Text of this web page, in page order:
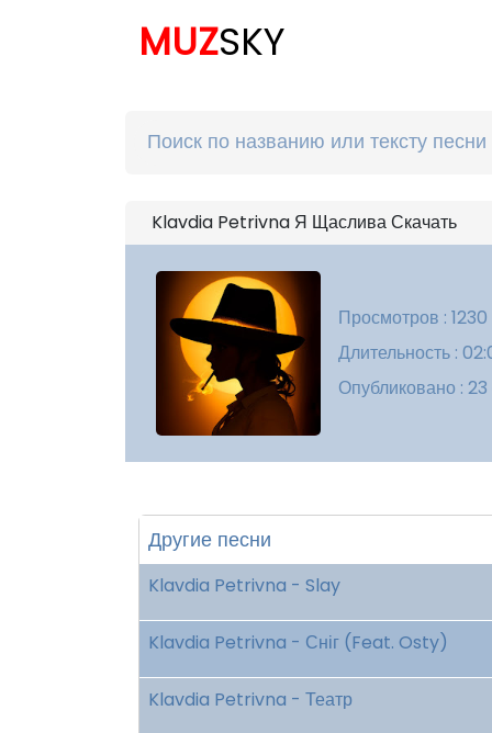
MUZSKY
Klavdia Petrivna Я Щаслива Скачать
Просмотров : 1230
Длительность :
Опубликовано :
Другие песни
Klavdia Petrivna - Slay
Klavdia Petrivna - Сніг (Feat. Osty)
Klavdia Petrivna - Театр